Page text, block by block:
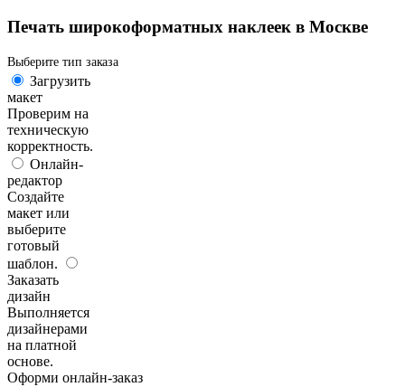
Печать широкоформатных наклеек в Москве
Выберите тип заказа
Загрузить
макет
Проверим на
техническую
корректность.
Онлайн-
редактор
Создайте
макет или
выберите
готовый
шаблон.
Заказать
дизайн
Выполняется
дизайнерами
на платной
основе.
Оформи онлайн-заказ